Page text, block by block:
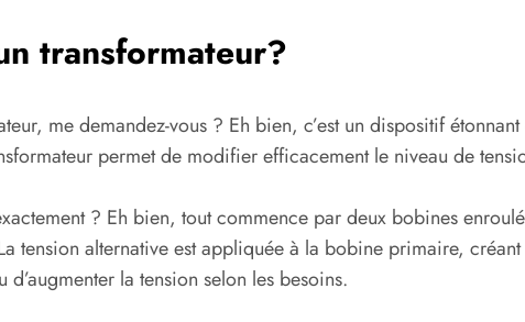
transformateur?
me demandez-vous ? Eh bien, c’est un dispositif
permet de modifier efficacement le niveau de
? Eh bien, tout commence par deux bobines
tension alternative est appliquée à la bobine primaire,
la tension selon les besoins.